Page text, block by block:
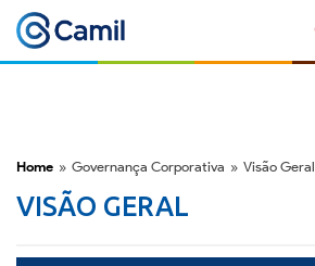
Perfil Corporativo
Estratégia e Vantagens
Competitivas
Home » Governança Corporativa » Visão Geral
VISÃO GERAL